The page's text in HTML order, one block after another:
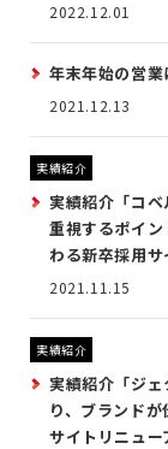
2022.12.01
年末年始の営業
2021.12.13
実績紹介
実績紹介「コ
重視するポイ
わる新卒採用
2021.11.15
実績紹介
実績紹介「ジ
り、ブランド
サイトリニュ